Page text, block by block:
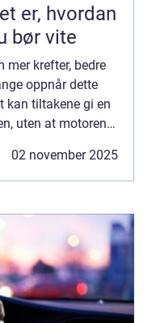
er, hvordan
bør vite
mer krefter, bedre
oppnår dette
kan tiltakene gi en
uten at motoren
02 november 2025